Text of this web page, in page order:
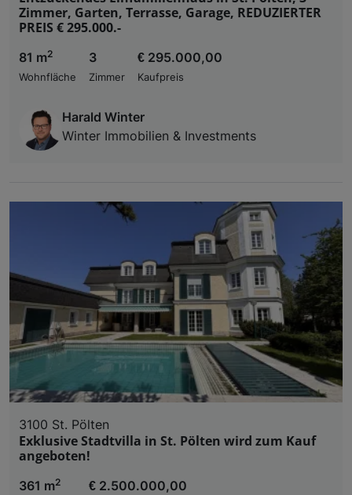
Zimmer, Garten, Terrasse, Garage, REDUZIERTER
PREIS € 295.000.-
81 m2
Wohnfläche
3
Zimmer
€ 295.000,00
Kaufpreis
Harald Winter
Winter Immobilien & Investments
3100 St. Pölten
Exklusive Stadtvilla in St. Pölten wird zum Kauf
angeboten!
361 m2
€ 2.500.000,00